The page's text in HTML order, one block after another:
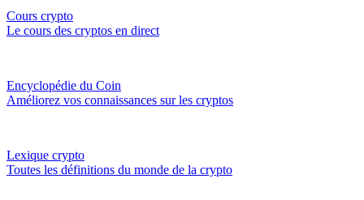
Cours crypto
Le cours des cryptos en direct
Encyclopédie du Coin
Améliorez vos connaissances sur les cryptos
Lexique crypto
Toutes les définitions du monde de la crypto